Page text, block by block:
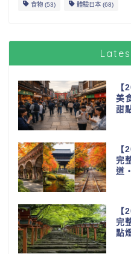
食物 (53) 體驗日本 (68)
【
美
甜
【
完
道
【
完
點